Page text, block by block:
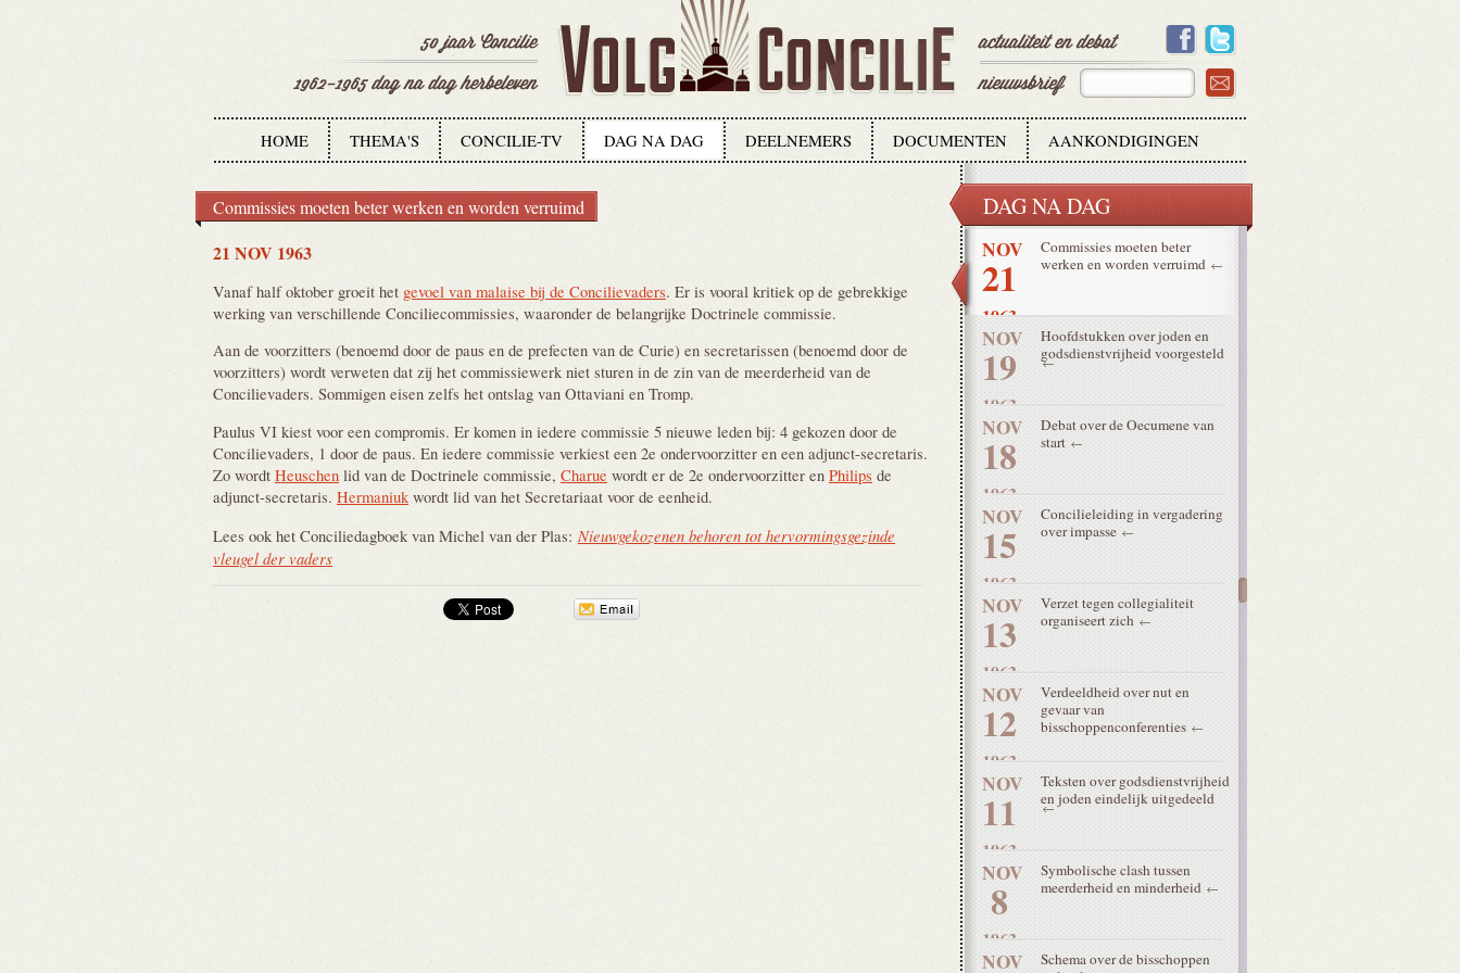
HOME THEMA'S CONCILIE-TV DAG NA DAG DEELNEMERS DOCUMENTEN AANKONDIGINGEN
Commissies moeten beter werken en worden verruimd
21 NOV 1963
Vanaf half oktober groeit het gevoel van malaise bij de Concilievaders. Er is vooral kritiek op de gebrekkige
werking van verschillende Conciliecommissies, waaronder de belangrijke Doctrinele commissie.
Aan de voorzitters (benoemd door de paus en de prefecten van de Curie) en secretarissen (benoemd door de
voorzitters) wordt verweten dat zij het commissiewerk niet sturen in de zin van de meerderheid van de
Concilievaders. Sommigen eisen zelfs het ontslag van Ottaviani en Tromp.
Paulus VI kiest voor een compromis. Er komen in iedere commissie 5 nieuwe leden bij: 4 gekozen door de
Concilievaders, 1 door de paus. En iedere commissie verkiest een 2e ondervoorzitter en een adjunct-secretaris.
Zo wordt Heuschen lid van de Doctrinele commissie, Charue wordt er de 2e ondervoorzitter en Philips de
adjunct-secretaris. Hermaniukwordt lid van het Secretariaat voor de eenheid.
Lees ook het Conciliedagboek van Michel van der Plas: Nieuwgekozenen behoren tot hervormingsgezinde
vleugel der vaders
DAG NA DAG
1963
NOV
22
1963
Schema over de liturgie finaal
goedgekeurd
NOV
21
1963
Stemming over oecumenisme
NOV
21
1963
Commissies moeten beter
werken en worden verruimd
NOV
19
1963
Hoofdstukken over joden en
godsdienstvrijheid voorgesteld
NOV
18
1963
Debat over de Oecumene van
start
NOV
15
1963
Concilieleiding in vergadering
over impasse
NOV
13
1963
Verzet tegen collegialiteit
organiseert zich
NOV
12
1963
Verdeeldheid over nut en
gevaar van
bisschoppenconferenties
NOV
11
1963
Teksten over godsdienstvrijheid
en joden eindelijk uitgedeeld
NOV
8
1963
Symbolische clash tussen
meerderheid en minderheid
NOV
Schema over de bisschoppen